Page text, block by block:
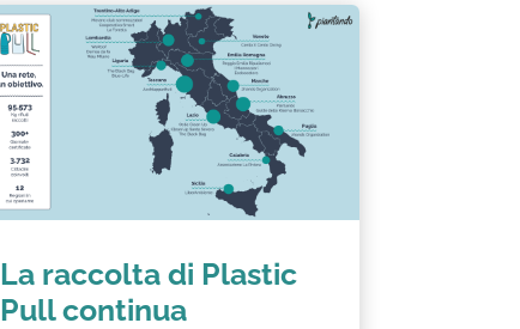
La raccolta di Plastic
Pull continua